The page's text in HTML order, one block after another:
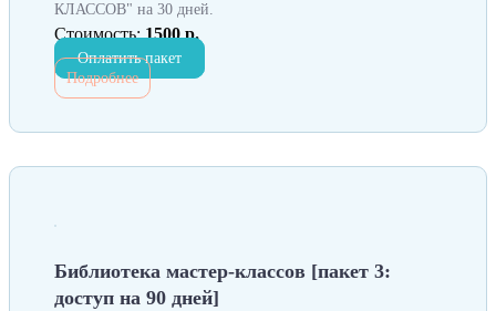
КЛАССОВ" на 30 дней.
Стоимость: 1500 р.
Оплатить пакет
Подробнее
Библиотека мастер-классов [пакет 3:
доступ на 90 дней]